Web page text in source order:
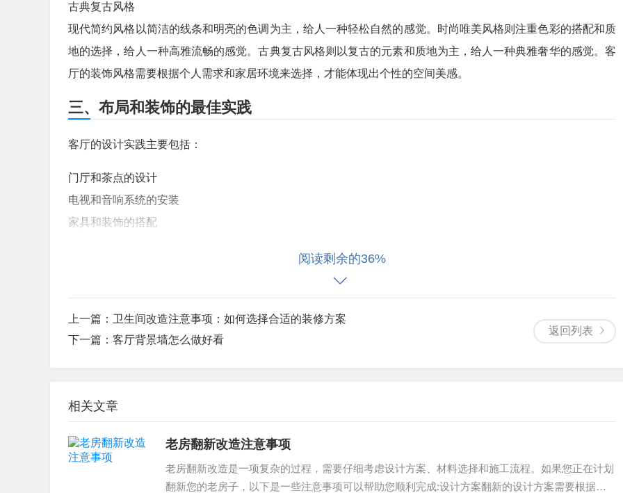
古典复古风格
现代简约风格以简洁的线条和明亮的色调为主，给人一种轻松自然的感觉。时尚唯美风格则注重色彩的搭配和质
地的选择，给人一种高雅流畅的感觉。古典复古风格则以复古的元素和质地为主，给人一种典雅奢华的感觉。客
厅的装饰风格需要根据个人需求和家居环境来选择，才能体现出个性的空间美感。
三、布局和装饰的最佳实践
客厅的设计实践主要包括：
门厅和茶点的设计
电视和音响系统的安装
家具和装饰的搭配
家庭的需求来选择合适的位置和布局。家具和装饰的搭配需要根据客厅的风格和面积来选择合适的家具和装饰作
呢？
客厅装修注意事项
客厅装修注意事项主要包括：
阅读剩余的36%
返回列表
上一篇： 卫生间改造注意事项：如何选择合适的装修方案
下一篇： 客厅背景墙怎么做好看
相关文章
老房翻新改造注意事项
老房翻新改造是一项复杂的过程，需要仔细考虑设计方案、材料选择和施工流程。如果您正在计划
翻新您的老房子，以下是一些注意事项可以帮助您顺利完成:设计方案翻新的设计方案需要根据您